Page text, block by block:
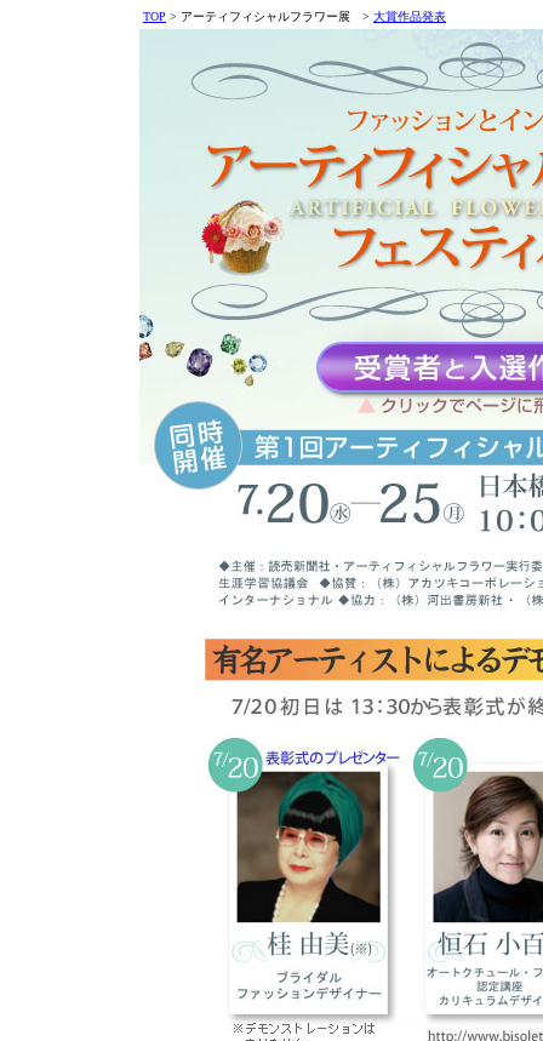
TOP > アーティフィシャルフラワー展 > 大賞作品発表